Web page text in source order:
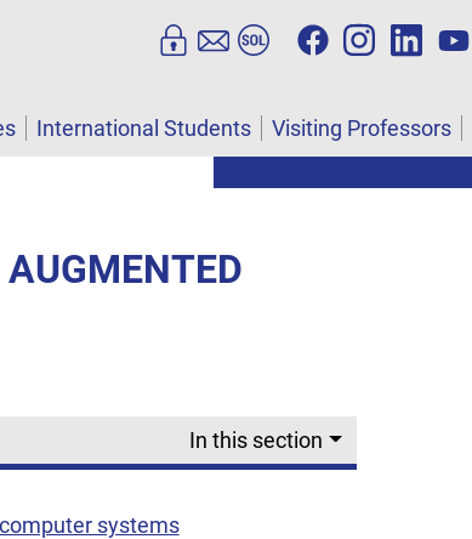
International Students Visiting Professors
In this section
systems